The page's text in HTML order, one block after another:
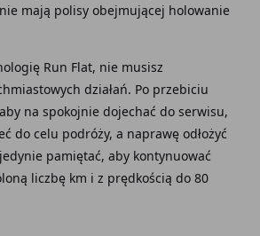
mają polisy obejmującej holowanie
Run Flat, nie musisz
działań. Po przebiciu
na spokojnie dojechać do serwisu,
do celu podróży, a naprawę odłożyć
pamiętać, aby kontynuować
liczbę km i z prędkością do 80